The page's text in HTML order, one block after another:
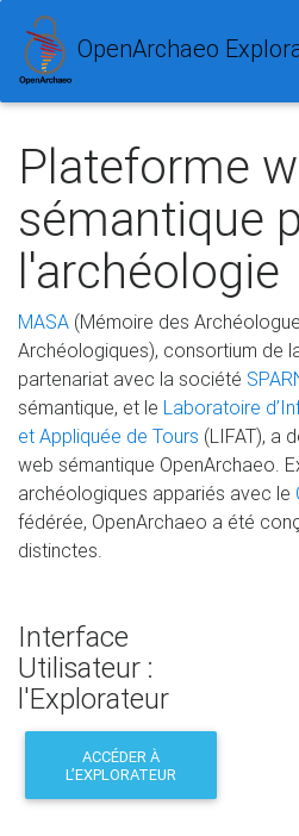
OpenArchaeo
Plateforme
sémantique
l'archéologie
MASA (Mémoire des
Archéologiques), consortium de
partenariat avec la société
sémantique, et le Laboratoire
et Appliquée de Tours (LIFAT), a
web sémantique OpenArchaeo.
archéologiques appariés avec le
fédérée, OpenArchaeo a été
distinctes.
Interface
Utilisateur :
l'Explorateur
ACCÉDER À
L’EXPLORATEUR